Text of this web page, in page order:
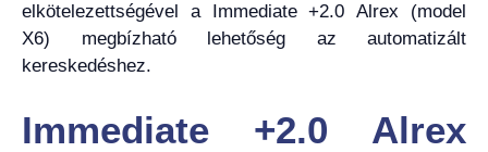
elkötelezettségével a Immediate +2.0 Alrex (model
X6) megbízható lehetőség az automatizált
kereskedéshez.
Immediate +2.0 Alrex